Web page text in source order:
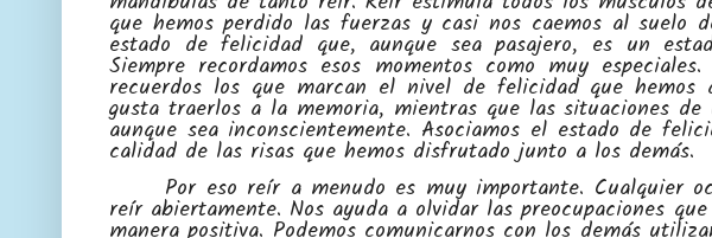
que hemos perdido las fuerzas y casi nos caemos al
estado de felicidad que, aunque sea pasajero, es un
Siempre recordamos esos momentos como muy
recuerdos los que marcan el nivel de felicidad que hemos
gusta traerlos a la memoria, mientras que las situaciones
aunque sea inconscientemente. Asociamos el estado de
calidad de las risas que hemos disfrutado junto a los demás.
Por eso reír a menudo es muy importante. Cualquier
reír abiertamente. Nos ayuda a olvidar las preocupaciones